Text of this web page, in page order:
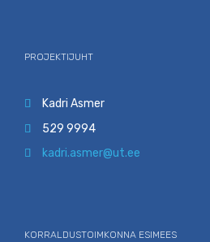
PROJEKTIJUHT
 Kadri Asmer
 529 9994
 kadri.asmer@ut.ee
KORRALDUSTOIMKONNA ESIMEES